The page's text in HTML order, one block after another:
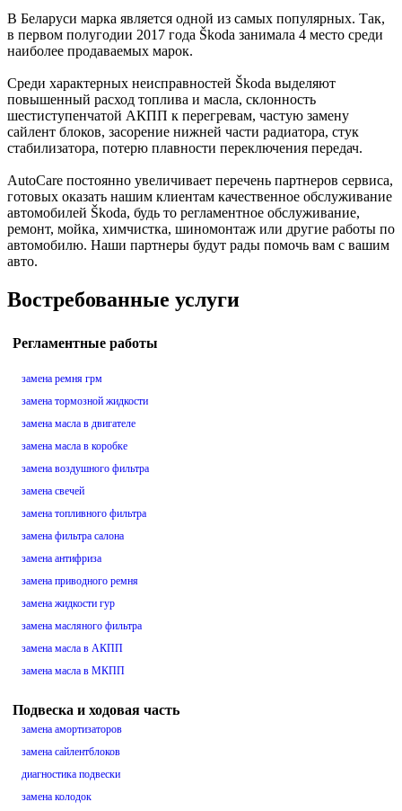
В Беларуси марка является одной из самых популярных. Так,
в первом полугодии 2017 года Škoda занимала 4 место среди
наиболее продаваемых марок.
Среди характерных неисправностей Škoda выделяют
повышенный расход топлива и масла, склонность
шестиступенчатой АКПП к перегревам, частую замену
сайлент блоков, засорение нижней части радиатора, стук
стабилизатора, потерю плавности переключения передач.
AutoCare постоянно увеличивает перечень партнеров сервиса,
готовых оказать нашим клиентам качественное обслуживание
автомобилей Škoda, будь то регламентное обслуживание,
ремонт, мойка, химчистка, шиномонтаж или другие работы по
автомобилю. Наши партнеры будут рады помочь вам с вашим
авто.
Востребованные услуги
Регламентные работы
замена ремня грм
замена тормозной жидкости
замена масла в двигателе
замена масла в коробке
замена воздушного фильтра
замена свечей
замена топливного фильтра
замена фильтра салона
замена антифриза
замена приводного ремня
замена жидкости гур
замена масляного фильтра
замена масла в АКПП
замена масла в МКПП
Подвеска и ходовая часть
замена амортизаторов
замена сайлентблоков
диагностика подвески
замена колодок